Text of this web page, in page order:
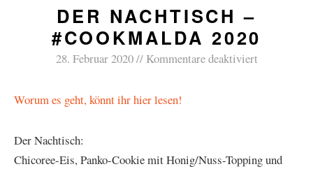
DER NACHTISCH –
#COOKMALDA 2020
28. Februar 2020 Kommentare deaktiviert
Worum es geht, könnt ihr hier lesen!
Der Nachtisch:
Chicoree-Eis, Panko-Cookie mit Honig/Nuss-Topping und